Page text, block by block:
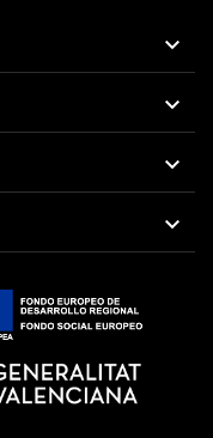



